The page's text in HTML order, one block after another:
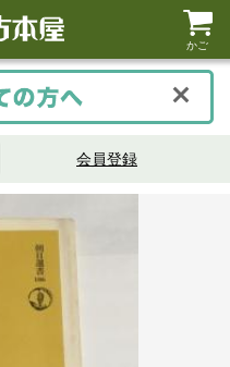
かご
会員登録